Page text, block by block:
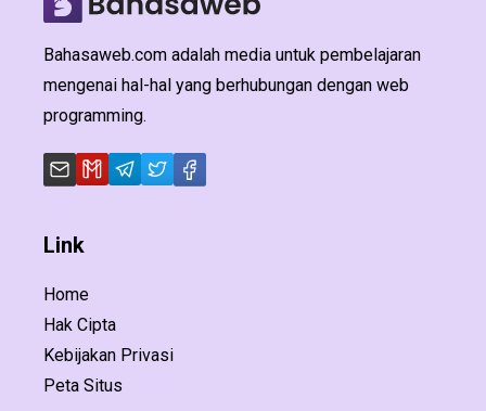
Bahasaweb.com adalah media untuk pembelajaran
mengenai hal-hal yang berhubungan dengan web
programming.
Link
Home
Hak Cipta
Kebijakan Privasi
Peta Situs